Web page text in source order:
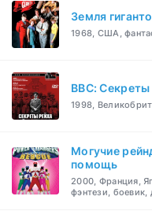
Земля
1968, США,
BBC:
1998,
Могучие
помощь
2000, Франция,
фэнтези,